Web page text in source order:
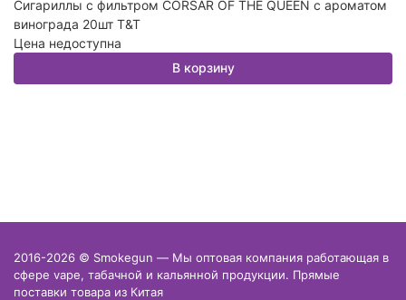
Сигариллы с фильтром CORSAR OF THE QUEEN с ароматом
винограда 20шт T&T
Цена недоступна
В корзину
2016-2026 © Smokegun — Мы оптовая компания работающая в
сфере vape, табачной и кальянной продукции. Прямые
поставки товара из Китая